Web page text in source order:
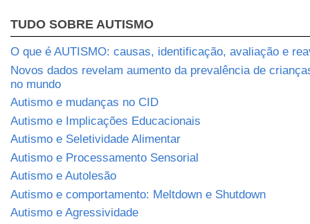
TUDO SOBRE AUTISMO
O que é AUTISMO: causas, identificação, avaliação e
Novos dados revelam aumento da prevalência de
no mundo
Autismo e mudanças no CID
Autismo e Implicações Educacionais
Autismo e Seletividade Alimentar
Autismo e Processamento Sensorial
Autismo e Autolesão
Autismo e comportamento: Meltdown e Shutdown
Autismo e Agressividade